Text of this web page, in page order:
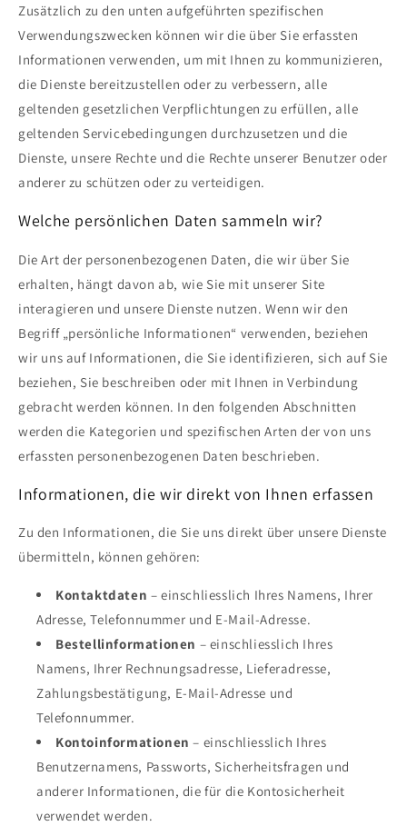
Zusätzlich zu den unten aufgeführten spezifischen
Verwendungszwecken können wir die über Sie erfassten
Informationen verwenden, um mit Ihnen zu kommunizieren,
die Dienste bereitzustellen oder zu verbessern, alle
geltenden gesetzlichen Verpflichtungen zu erfüllen, alle
geltenden Servicebedingungen durchzusetzen und die
Dienste, unsere Rechte und die Rechte unserer Benutzer oder
anderer zu schützen oder zu verteidigen.
Welche persönlichen Daten sammeln wir?
Die Art der personenbezogenen Daten, die wir über Sie
erhalten, hängt davon ab, wie Sie mit unserer Site
interagieren und unsere Dienste nutzen. Wenn wir den
Begriff „persönliche Informationen“ verwenden, beziehen
wir uns auf Informationen, die Sie identifizieren, sich auf Sie
beziehen, Sie beschreiben oder mit Ihnen in Verbindung
gebracht werden können. In den folgenden Abschnitten
werden die Kategorien und spezifischen Arten der von uns
erfassten personenbezogenen Daten beschrieben.
Informationen, die wir direkt von Ihnen erfassen
Zu den Informationen, die Sie uns direkt über unsere Dienste
übermitteln, können gehören:
Kontaktdaten – einschliesslich Ihres Namens, Ihrer
Adresse, Telefonnummer und E-Mail-Adresse.
Bestellinformationen – einschliesslich Ihres
Namens, Ihrer Rechnungsadresse, Lieferadresse,
Zahlungsbestätigung, E-Mail-Adresse und
Telefonnummer.
Kontoinformationen – einschliesslich Ihres
Benutzernamens, Passworts, Sicherheitsfragen und
anderer Informationen, die für die Kontosicherheit
verwendet werden.